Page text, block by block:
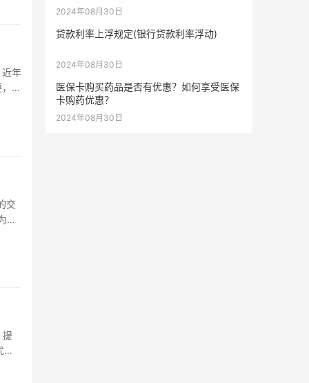
年
我
交
用
提
2024年08月30日
贷款利率上浮规定(银行贷款利率浮动)
2024年08月30日
医保卡购买药品是否有优惠？如何享受医保
卡购药优惠？
2024年08月30日